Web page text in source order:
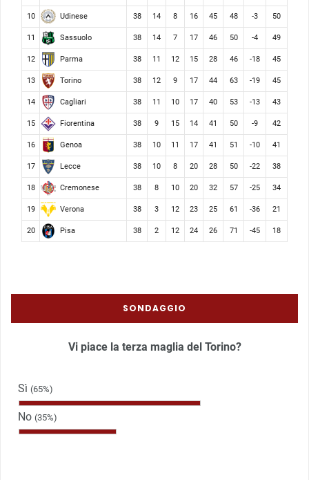
10 Udinese 38 14 8 16 45 48 -3 50
11 Sassuolo 38 14 7 17 46 50 -4 49
12 Parma 38 11 12 15 28 46 -18 45
13 Torino 38 12 9 17 44 63 -19 45
14 Cagliari 38 11 10 17 40 53 -13 43
15 Fiorentina 38 9 15 14 41 50 -9 42
16 Genoa 38 10 11 17 41 51 -10 41
17 Lecce 38 10 8 20 28 50 -22 38
18 Cremonese 38 8 10 20 32 57 -25 34
19 Verona 38 3 12 23 25 61 -36 21
20 Pisa 38 2 12 24 26 71 -45 18
SONDAGGIO
Vi piace la terza maglia del Torino?
Sì (65%)
No (35%)